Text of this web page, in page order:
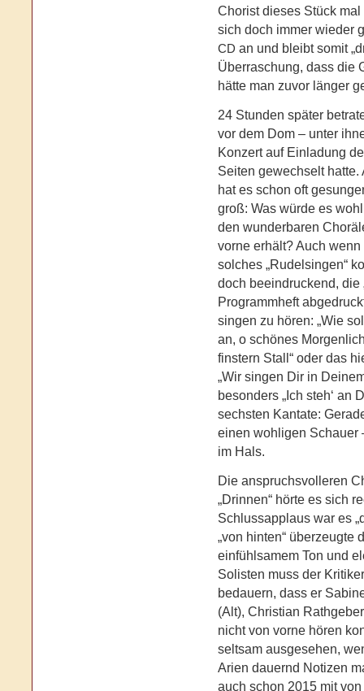
Chorist dieses Stück
sich doch immer wieder
CD an und bleibt somit
Überraschung, dass die
hätte man zuvor länger
24 Stunden später
vor dem Dom – unter
Konzert auf Einladung
Seiten gewechselt hatte.
hat es schon oft
groß: Was würde es
den wunderbaren
vorne erhält? Auch
solches „Rudelsingen“
doch beeindruckend, die
Programmheft
singen zu hören: „Wie
an, o schönes
finstern Stall“ oder das
„Wir singen Dir in
besonders „Ich steh‘ an
sechsten Kantate:
einen wohligen Schauer
im Hals.
Die anspruchsvolleren
„Drinnen“ hörte es sich
Schlussapplaus war es
„von hinten“ überzeugte
einfühlsamem Ton und
Solisten muss der
bedauern, dass er
(Alt), Christian
nicht von vorne hören
seltsam ausgesehen,
Arien dauernd Notizen
auch schon 2015 mit